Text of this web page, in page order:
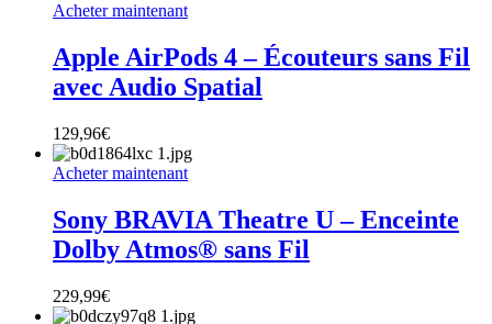
Acheter maintenant
Apple AirPods 4 – Écouteurs sans Fil
avec Audio Spatial
129,96€
Acheter maintenant
Sony BRAVIA Theatre U – Enceinte
Dolby Atmos® sans Fil
229,99€